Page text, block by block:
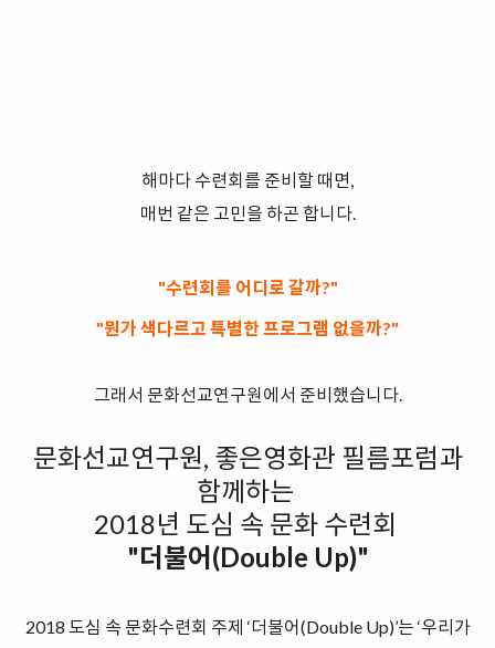
해마다 수련회를 준비할 때면,
매번 같은 고민을 하곤 합니다.
"수련회를 어디로 갈까?"
"뭔가 색다르고 특별한 프로그램 없을까?"
그래서 문화선교연구원에서 준비했습니다.
문화선교연구원, 좋은영화관 필름포럼과
함께하는
2018년 도심 속 문화 수련회
"더불어(Double Up)"
2018 도심 속 문화수련회 주제 ‘더불어(Double Up)’는 ‘우리가